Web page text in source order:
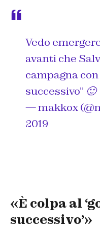
Vedo
avanti che
campagna
successivo” 🙂
— makkox
2019
«È colpa al
successivo’»